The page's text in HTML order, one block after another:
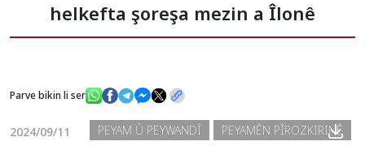
Stafê Serokatiyê
Sazî
Nûçe
helkefta şoreşa mezin a Îlonê
Parve bikin li ser
2024/09/11 PEYAMÊN PÎROZKIRINÊ
PEYAM Û PEYWANDÎ